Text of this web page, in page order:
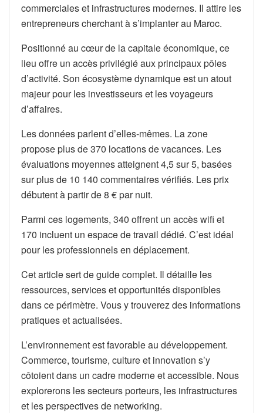
commerciales et infrastructures modernes. Il attire les
entrepreneurs cherchant à s’implanter au Maroc.
Positionné au cœur de la capitale économique, ce
lieu offre un accès privilégié aux principaux pôles
d’activité. Son écosystème dynamique est un atout
majeur pour les investisseurs et les voyageurs
d’affaires.
Les données parlent d’elles-mêmes. La zone
propose plus de 370 locations de vacances. Les
évaluations moyennes atteignent 4,5 sur 5, basées
sur plus de 10 140 commentaires vérifiés. Les prix
débutent à partir de 8 € par nuit.
Parmi ces logements, 340 offrent un accès wifi et
170 incluent un espace de travail dédié. C’est idéal
pour les professionnels en déplacement.
Cet article sert de guide complet. Il détaille les
ressources, services et opportunités disponibles
dans ce périmètre. Vous y trouverez des informations
pratiques et actualisées.
L’environnement est favorable au développement.
Commerce, tourisme, culture et innovation s’y
côtoient dans un cadre moderne et accessible. Nous
explorerons les secteurs porteurs, les infrastructures
et les perspectives de networking.